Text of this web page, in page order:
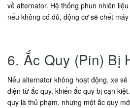
về alternator. Hệ thống phun nhiên
nếu không có đủ, động cơ sẽ chết
6. Ắc Quy (Pin) Bị
Nếu alternator không hoạt động, xe
điện từ ắc quy, khiến ắc quy bị cạn
quy là thủ phạm, nhưng một ắc quy